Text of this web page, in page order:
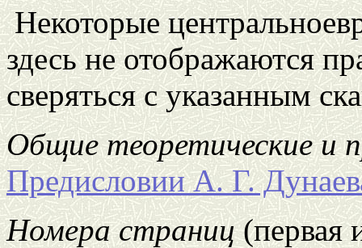
Некоторые
здесь не отображаются
сверяться с указанным
Общие теоретические и
Предисловии А. Г.
Номера страниц(первая